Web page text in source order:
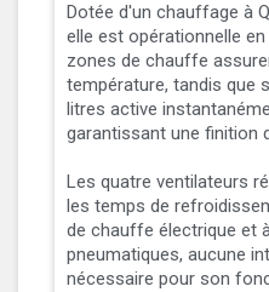
Dotée d'un chauffage à
elle est opérationnelle
zones de chauffe
température, tandis que
litres active
garantissant une finition
Les quatre ventilateurs
les temps de
de chauffe électrique et
pneumatiques, aucune
nécessaire pour son